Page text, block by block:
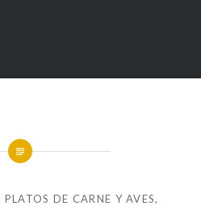
PLATOS DE CARNE Y AVES,